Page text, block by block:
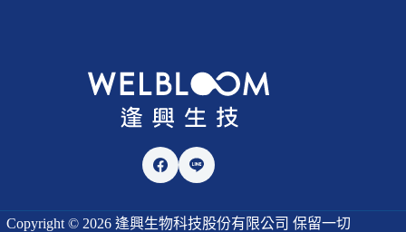
Copyright © 2026 逢興生物科技股份有限公司 保留一切